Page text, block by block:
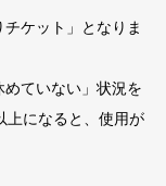
ケット」となりま
ていない」状況を
上になると、使用が